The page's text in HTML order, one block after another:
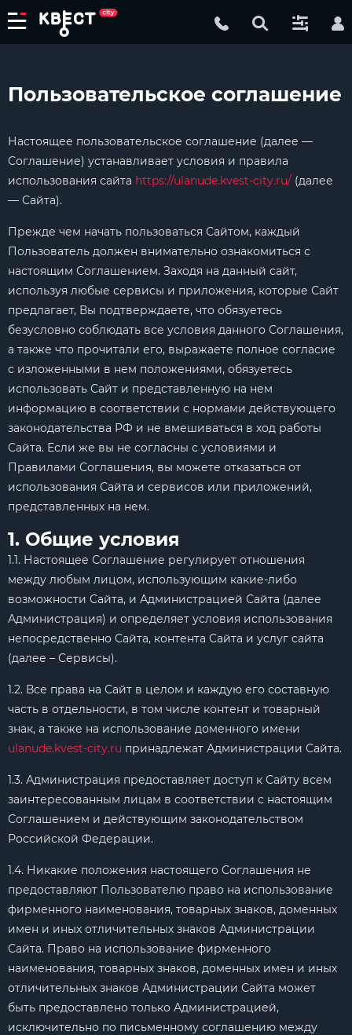
Пользовательское соглашение
Настоящее пользовательское соглашение (далее —
Соглашение) устанавливает условия и правила
использования сайта https://ulanude.kvest-city.ru/ (далее
— Сайта).
Прежде чем начать пользоваться Сайтом, каждый
Пользователь должен внимательно ознакомиться с
настоящим Соглашением. Заходя на данный сайт,
используя любые сервисы и приложения, которые Сайт
предлагает, Вы подтверждаете, что обязуетесь
безусловно соблюдать все условия данного Соглашения,
а также что прочитали его, выражаете полное согласие
с изложенными в нем положениями, обязуетесь
использовать Сайт и представленную на нем
информацию в соответствии с нормами действующего
законодательства РФ и не вмешиваться в ход работы
Сайта. Если же вы не согласны с условиями и
Правилами Соглашения, вы можете отказаться от
использования Сайта и сервисов или приложений,
представленных на нем.
1. Общие условия
1.1. Настоящее Соглашение регулирует отношения
между любым лицом, использующим какие-либо
возможности Сайта, и Администрацией Сайта (далее
Администрация) и определяет условия использования
непосредственно Сайта, контента Сайта и услуг сайта
(далее – Сервисы).
1.2. Все права на Сайт в целом и каждую его составную
часть в отдельности, в том числе контент и товарный
знак, а также на использование доменного имени
ulanude.kvest-city.ru принадлежат Администрации Сайта.
1.3. Администрация предоставляет доступ к Сайту всем
заинтересованным лицам в соответствии с настоящим
Соглашением и действующим законодательством
Российской Федерации.
1.4. Никакие положения настоящего Соглашения не
предоставляют Пользователю право на использование
фирменного наименования, товарных знаков, доменных
имен и иных отличительных знаков Администрации
Сайта. Право на использование фирменного
наименования, товарных знаков, доменных имен и иных
отличительных знаков Администрации Сайта может
быть предоставлено только Администрацией,
исключительно по письменному соглашению между